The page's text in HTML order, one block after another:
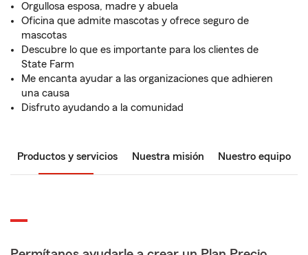
Orgullosa esposa, madre y abuela
Oficina que admite mascotas y ofrece seguro de
mascotas
Descubre lo que es importante para los clientes de
State Farm
Me encanta ayudar a las organizaciones que adhieren
una causa
Disfruto ayudando a la comunidad
Productos y servicios Nuestra misión Nuestro equipo